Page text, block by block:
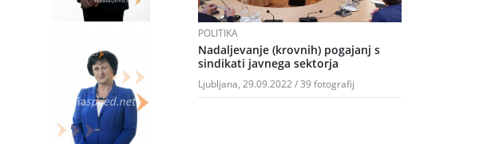
POLITIKA
Nadaljevanje (krovnih) pogajanj s
sindikati javnega sektorja
Ljubljana, 29.09.2022 / 39 fotografij